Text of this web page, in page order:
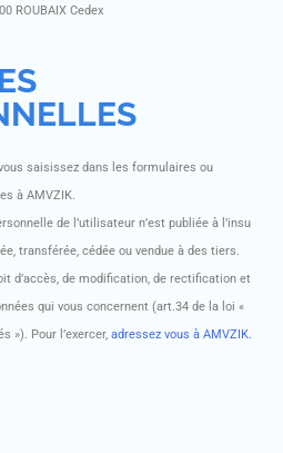
ROUBAIX Cedex
saisissez dans les formulaires ou
à AMVZIK.
de l’utilisateur n’est publiée à l’insu
transférée, cédée ou vendue à des tiers.
d’accès, de modification, de rectification et
qui vous concernent (art.34 de la loi «
»). Pour l’exercer,adressez vous à AMVZIK.